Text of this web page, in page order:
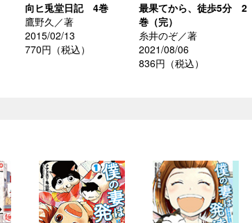
向ヒ兎堂日記 4巻
鷹野久／著
2015/02/13
770円（税込）
最果てから、徒歩5分 2
巻（完）
糸井のぞ／著
2021/08/06
836円（税込）